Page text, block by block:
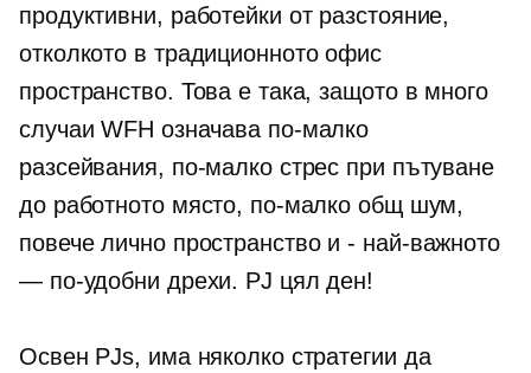
продуктивни, работейки от разстояние,
отколкото в традиционното офис
пространство. Това е така, защото в много
случаи WFH означава по-малко
разсейвания, по-малко стрес при пътуване
до работното място, по-малко общ шум,
повече лично пространство и- най-важното
— по-удобни дрехи. PJ цял ден!
Освен PJs, има няколко стратегии да